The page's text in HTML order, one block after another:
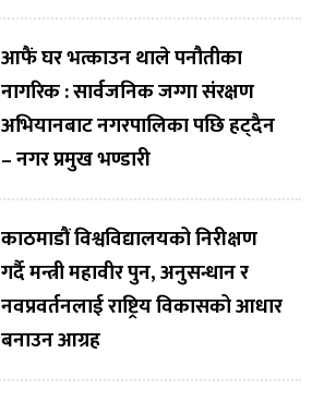
आफैं घर भत्काउन थाले पनौतीका
नागरिक : सार्वजनिक जग्गा संरक्षण
अभियानबाट नगरपालिका पछि हट्दैन
– नगर प्रमुख भण्डारी
काठमाडौं विश्वविद्यालयको निरीक्षण
गर्दै मन्त्री महावीर पुन, अनुसन्धान र
नवप्रवर्तनलाई राष्ट्रिय विकासको आधार
बनाउन आग्रह